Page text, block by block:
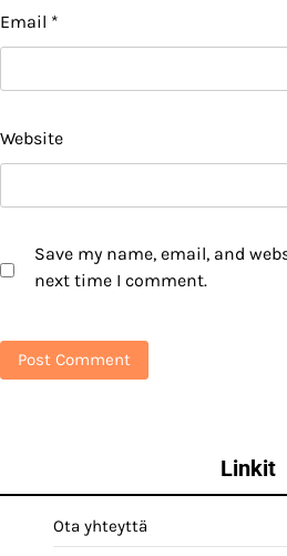
Email *
Website
Save my name, email, and
next time I comment.
Linkit
Ota yhteyttä